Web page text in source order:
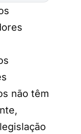
não têm